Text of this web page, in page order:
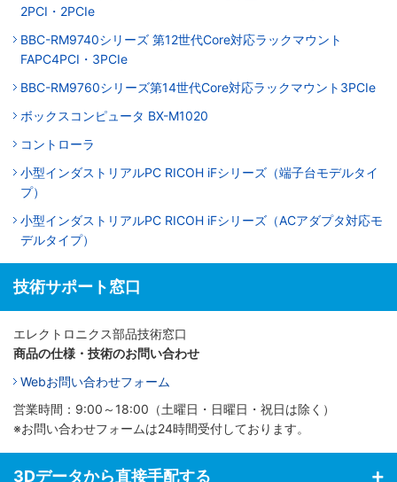
2PCI・2PCIe
BBC-RM9740シリーズ 第12世代Core対応ラックマウント
FAPC4PCI・3PCIe
BBC-RM9760シリーズ第14世代Core対応ラックマウント3PCIe
ボックスコンピュータ BX-M1020
コントローラ
小型インダストリアルPC RICOH iFシリーズ（端子台モデルタイ
プ）
小型インダストリアルPC RICOH iFシリーズ（ACアダプタ対応モ
デルタイプ）
技術サポート窓口
エレクトロニクス部品技術窓口
商品の仕様・技術のお問い合わせ
Webお問い合わせフォーム
営業時間：9:00～18:00（土曜日・日曜日・祝日は除く）
※お問い合わせフォームは24時間受付しております。
3Dデータから直接手配する